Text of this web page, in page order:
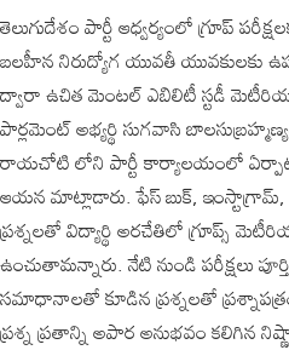
తెలుగుదేశం పార్టీ ఆధ్వర్యంలో గ్రూప్
బలహీన నిరుద్యోగ యువతీ
ద్వారా ఉచిత మెంటల్ ఎబిలిటీ స్టడీ
పార్లమెంట్ అభ్యర్థి సుగవాసి
రాయచోటి లోని పార్టీ కార్యాలయంలో
ఆయన మాట్లాడారు. ఫేస్ బుక్, ఇంస్టాగ్రామ్,
ప్రశ్నలతో విద్యార్థి అరచేతిలో గ్రూప్స్
ఉంచుతామన్నారు. నేటి నుండి పరీక్షలు
సమాధానాలతో కూడిన ప్రశ్నలతో
ప్రశ్న ప్రతాన్ని అపార అనుభవం కలిగిన